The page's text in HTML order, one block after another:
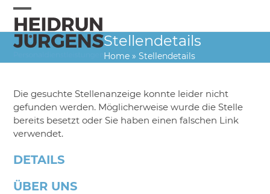
Skip
content
Open
mobile
menu
Close
mobile
menu
Stellendetails
Home »Stellendetails
Die gesuchte Stellenanzeige konnte leider nicht
gefunden werden. Möglicherweise wurde die Stelle
bereits besetzt oder Sie haben einen falschen Link
verwendet.
DETAILS
ÜBER UNS